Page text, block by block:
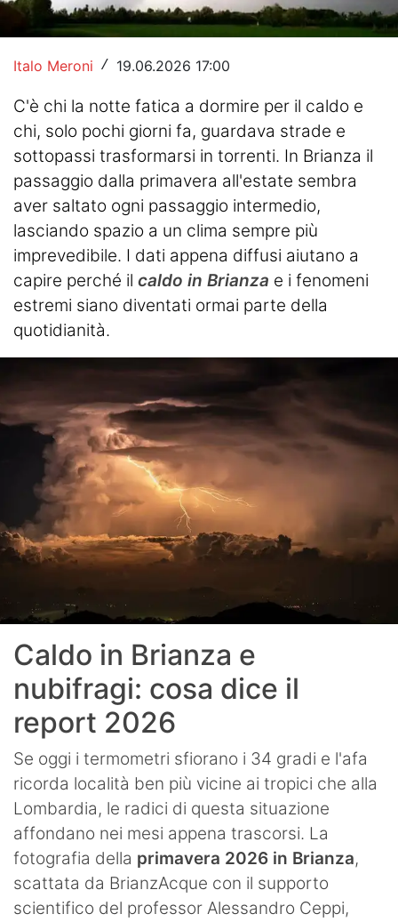
Pallamano
Turismo
Eventi
Italo Meroni / 19.06.2026 17:00
C'è chi la notte fatica a dormire per il caldo e
chi, solo pochi giorni fa, guardava strade e
sottopassi trasformarsi in torrenti. In Brianza il
passaggio dalla primavera all'estate sembra
aver saltato ogni passaggio intermedio,
lasciando spazio a un clima sempre più
imprevedibile. I dati appena diffusi aiutano a
capire perché il caldo in Brianza e i fenomeni
estremi siano diventati ormai parte della
quotidianità.
Caldo in Brianza e
nubifragi: cosa dice il
report 2026
Se oggi i termometri sfiorano i 34 gradi e l'afa
ricorda località ben più vicine ai tropici che alla
Lombardia, le radici di questa situazione
affondano nei mesi appena trascorsi. La
fotografia della primavera 2026 in Brianza,
scattata da BrianzAcque con il supporto
scientifico del professor Alessandro Ceppi,